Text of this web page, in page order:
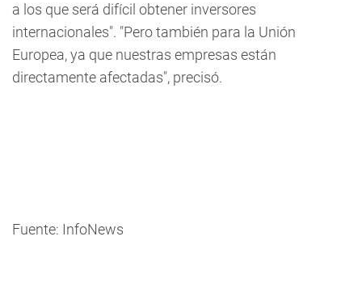
a los que será difícil obtener inversores
internacionales". "Pero también para la Unión
Europea, ya que nuestras empresas están
directamente afectadas", precisó.
Fuente: InfoNews